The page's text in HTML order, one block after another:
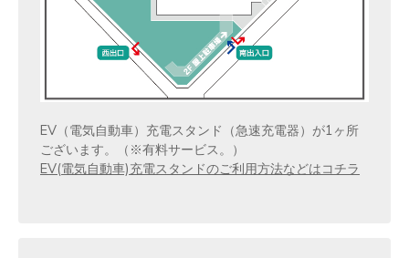
EV（電気自動車）充電スタンド（急速充電器）が1ヶ所
ございます。（※有料サービス。）
EV(電気自動車)充電スタンドのご利用方法などはコチラ